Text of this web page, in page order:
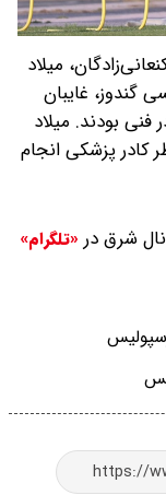
میلاد
گندوز، غایبان
فنی بودند. میلاد
کادر پزشکی انجام
شرق در «تلگرام»